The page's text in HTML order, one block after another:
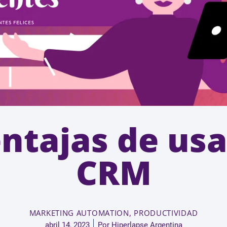
de
CRM
MARKETING AUTOMATION, PRODUCTIVIDAD
abril 14, 2023 PorHiperlapse Argentina